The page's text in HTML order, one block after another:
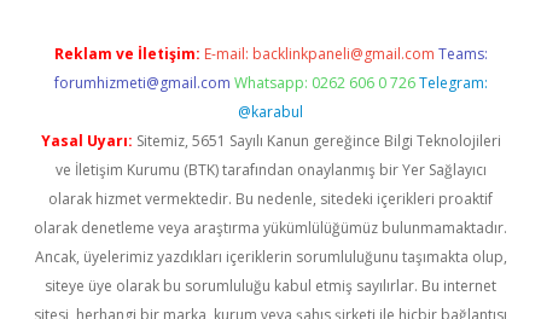
Reklam ve İletişim: E-mail: backlinkpaneli@gmail.com Teams:
forumhizmeti@gmail.com Whatsapp: 0262 606 0 726 Telegram:
@karabul
Yasal Uyarı: Sitemiz, 5651 Sayılı Kanun gereğince Bilgi Teknolojileri
ve İletişim Kurumu (BTK) tarafından onaylanmış bir Yer Sağlayıcı
olarak hizmet vermektedir. Bu nedenle, sitedeki içerikleri proaktif
olarak denetleme veya araştırma yükümlülüğümüz bulunmamaktadır.
Ancak, üyelerimiz yazdıkları içeriklerin sorumluluğunu taşımakta olup,
siteye üye olarak bu sorumluluğu kabul etmiş sayılırlar. Bu internet
sitesi, herhangi bir marka, kurum veya şahıs şirketi ile hiçbir bağlantısı